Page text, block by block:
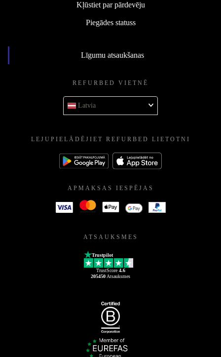
Kļūstiet par pārdevēju
Piegādes statuss
Līgumu atsaukšanas
REFURBED VIETNĒ
Latvia
LEJUPIELĀDĒJIET REFURBED LIETOTNI
APMAKSAS IESPĒJAS
ATSAUKSMES
Trustpilot
TrustScore 4.6
205450 Atsauksmes